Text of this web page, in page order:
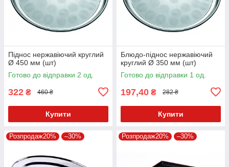
Піднос нержавіючий круглий
Ø 450 мм (шт)
Готово до відправки 2 од.
322 ₴ 460 ₴
Купити
Блюдо-піднос нержавіючий
круглий Ø 350 мм (шт)
Готово до відправки 1 од.
197,40 ₴ 282 ₴
Купити
Розпродаж20% –30% Розпродаж20% –30%